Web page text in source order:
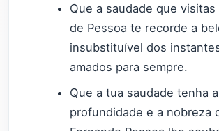
Que a saudade que
de Pessoa te recorde a
insubstituível dos
amados para sempre.
Que a tua saudade tenha
profundidade e a nobreza